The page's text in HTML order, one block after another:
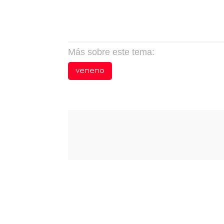
Más sobre este tema:
veneno